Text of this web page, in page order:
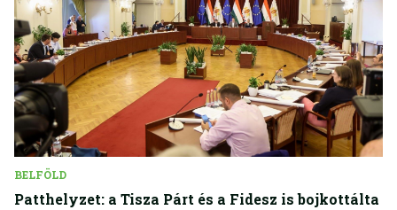
BELFÖLD
Patthelyzet: a Tisza Párt és a Fidesz is bojkottálta